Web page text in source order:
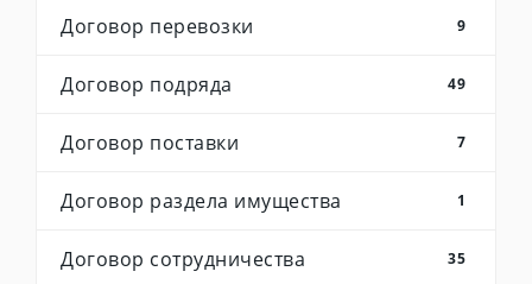
Договор перевозки 9
Договор подряда 49
Договор поставки 7
Договор раздела имущества 1
Договор сотрудничества 35